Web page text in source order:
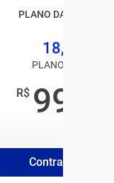
PLANO DA TIM
18,5GB
PLANO TIM PÓS
R$ 99
Contrate Online